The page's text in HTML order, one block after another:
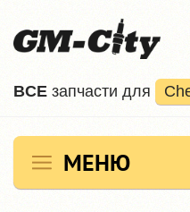
ВCE запчасти для
МЕНЮ